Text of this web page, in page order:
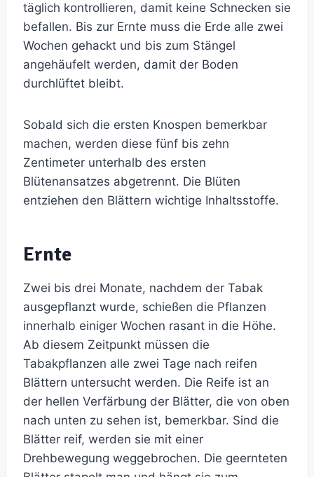
täglich kontrollieren, damit keine Schnecken sie
befallen. Bis zur Ernte muss die Erde alle zwei
Wochen gehackt und bis zum Stängel
angehäufelt werden, damit der Boden
durchlüftet bleibt.
Sobald sich die ersten Knospen bemerkbar
machen, werden diese fünf bis zehn
Zentimeter unterhalb des ersten
Blütenansatzes abgetrennt. Die Blüten
entziehen den Blättern wichtige Inhaltsstoffe.
Ernte
Zwei bis drei Monate, nachdem der Tabak
ausgepflanzt wurde, schießen die Pflanzen
innerhalb einiger Wochen rasant in die Höhe.
Ab diesem Zeitpunkt müssen die
Tabakpflanzen alle zwei Tage nach reifen
Blättern untersucht werden. Die Reife ist an
der hellen Verfärbung der Blätter, die von oben
nach unten zu sehen ist, bemerkbar. Sind die
Blätter reif, werden sie mit einer
Drehbewegung weggebrochen. Die geernteten